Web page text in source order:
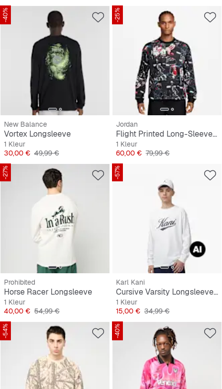
-40%
New Balance
Vortex Longsleeve
1 Kleur
Prijs
30,00 € Originele Prijs
49,99 €
-25%
Jordan
Flight Printed Long-Sleeve Jersey
1 Kleur
Prijs
60,00 € Originele Prijs
79,99 €
-27%
Prohibited
Horse Racer Longsleeve
1 Kleur
Prijs
40,00 € Originele Prijs
54,99 €
-57%
Karl Kani
Cursive Varsity Longsleeve Junior
1 Kleur
Prijs
15,00 € Originele Prijs
34,99 €
-54% -40%